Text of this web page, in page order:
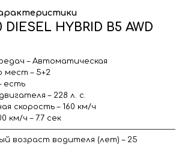
DIESEL HYBRID B5 AWD
– Автоматическая
мест – 5+2
есть
– 228 л. с.
скорость – 160 км/ч
км/ч – 7.7 сек
возраст водителя (лет) – 25